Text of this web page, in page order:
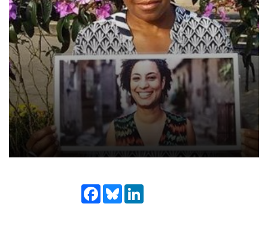
Facebook
Bluesky